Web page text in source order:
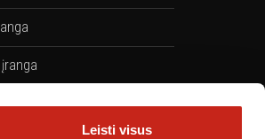
Leisti visus
Kaitlentės + Orkaitės